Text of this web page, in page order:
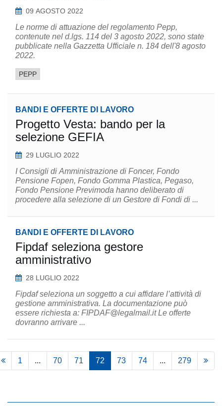
09 AGOSTO 2022
Le norme di attuazione del regolamento Pepp,
contenute nel d.lgs. 114 del 3 agosto 2022, sono state
pubblicate nella Gazzetta Ufficiale n. 184 dell'8 agosto
2022.
PEPP
BANDI E OFFERTE DI LAVORO
Progetto Vesta: bando per la
selezione GEFIA
29 LUGLIO 2022
I Consigli di Amministrazione di Foncer, Fondo
Pensione Fopen, Fondo Gomma Plastica, Pegaso,
Fondo Pensione Previmoda hanno deliberato di
procedere alla selezione di un Gestore di Fondi di ...
BANDI E OFFERTE DI LAVORO
Fipdaf seleziona gestore
amministrativo
28 LUGLIO 2022
Fipdaf seleziona un soggetto a cui affidare l’attività di
gestione amministrativa. La documentazione può
essere richiesta a: FIPDAF@legalmail.it Le offerte
dovranno arrivare ...
1 ... 70 71 72 73 74 ... 279